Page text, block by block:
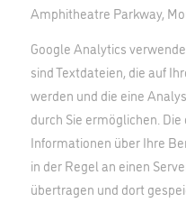
Amphitheatre Parkway,
Google Analytics
sind Textdateien, die auf
werden und die eine
durch Sie ermöglichen.
Informationen über Ihre
in der Regel an einen
übertragen und dort